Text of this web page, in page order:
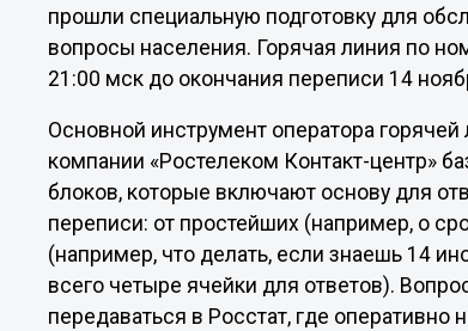
прошли специальную подготовку для
вопросы населения. Горячая линия по
21:00 мск до окончания переписи 14
Основной инструмент оператора
компании «Ростелеком Контакт-центр»
блоков, которые включают основу для
переписи: от простейших (например, о
(например, что делать, если знаешь 14
всего четыре ячейки для ответов).
передаваться в Росстат, где оперативно